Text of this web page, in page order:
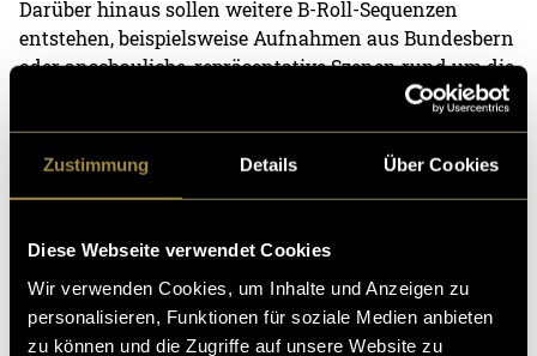
Zustimmung Details Über Cookies
Diese Webseite verwendet Cookies
Wir verwenden Cookies, um Inhalte und Anzeigen zu
personalisieren, Funktionen für soziale Medien anbieten
zu können und die Zugriffe auf unsere Website zu
Darüber hinaus sollen weitere B-Roll-Sequenzen
entstehen, beispielsweise Aufnahmen aus Bundesbern
oder anschauliche, repräsentative Szenen rund um die
Serafe-Abgabe, die Abstimmungen und die
visuell unterstreichen und die Geschichte noch
stärker erlebbar machen. Auch das Sounddesign, die
umfassendes Color Grading werden im nächsten
bilden. Mit dem aktuellen Stand verfügen wir bereits
über einen sehr soliden Rohschnitt mit vorhandenen